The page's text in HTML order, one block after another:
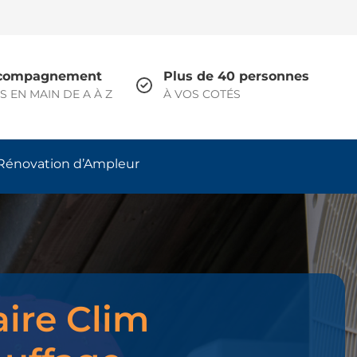
EN MAIN DE A À Z
Plus de 40 personnes
À VOS COTÉS
d’Ampleur
Clim